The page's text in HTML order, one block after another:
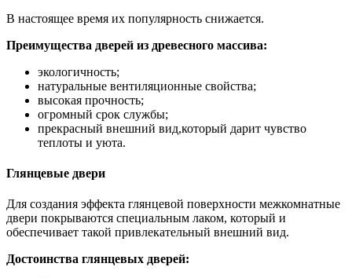
В настоящее время их популярность снижается.
Преимущества дверей из древесного массива:
экологичность;
натуральные вентиляционные свойства;
высокая прочность;
огромный срок службы;
прекрасный внешний вид,который дарит чувство
теплоты и уюта.
Глянцевые двери
Для создания эффекта глянцевой поверхности межкомнатные
двери покрываются специальным лаком, который и
обеспечивает такой привлекательный внешний вид.
Достоинства глянцевых дверей: